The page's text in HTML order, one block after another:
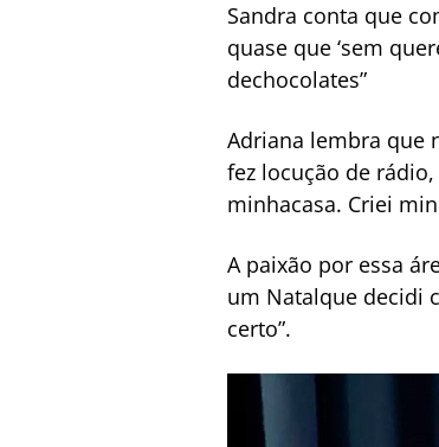
Sandra conta que
quase que ‘sem
dechocolates”
Adriana lembra que
fez locução de
minhacasa. Criei
A paixão por essa
um Natalque decidi
certo”.